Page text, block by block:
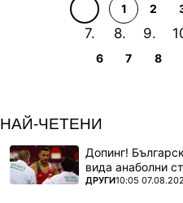
1 2
6 7 8
НАЙ-ЧЕТЕНИ
Допинг!
вида анаболни
ПОВЕЧЕ ОТ
ДРУГИ10:05